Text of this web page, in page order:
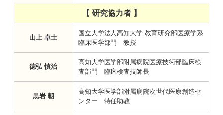
【 研究協力者 】
山上 卓士
国立大学法人高知大学 教育研究部医療学系
臨床医学部門 教授
德弘 慎治
高知大学医学部附属病院医療技術部臨床検
査部門 臨床検査技師長
黒岩 朝
高知大学医学部附属病院次世代医療創造セ
ンター 特任助教